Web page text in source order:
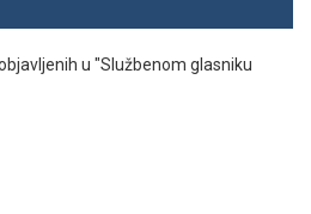
u "Službenom glasniku